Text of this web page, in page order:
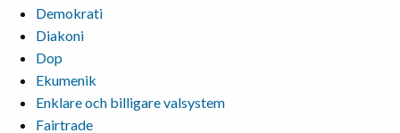
Demokrati
Diakoni
Dop
Ekumenik
Enklare och billigare valsystem
Fairtrade